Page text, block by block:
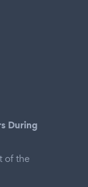
During
of the